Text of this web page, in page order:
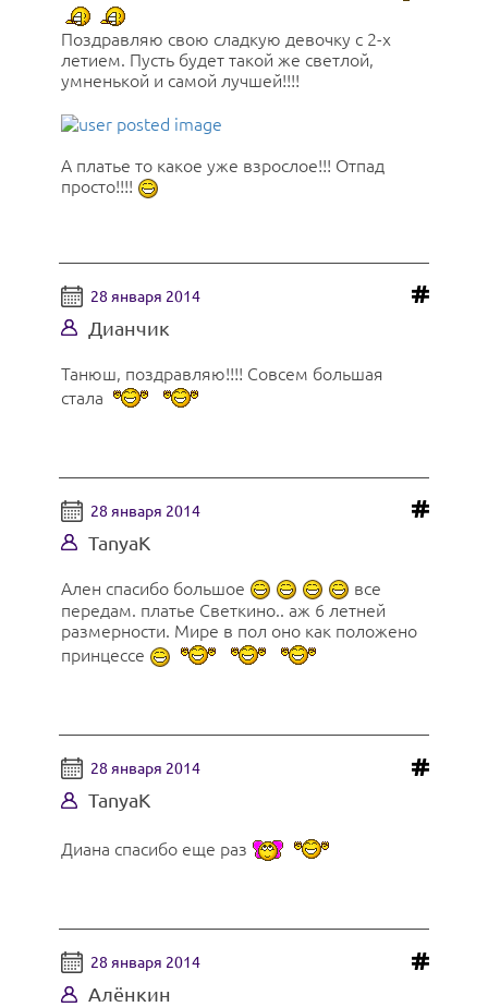
Поздравляю свою сладкую девочку с 2-х
летием. Пусть будет такой же светлой,
умненькой и самой лучшей!!!!
А платье то какое уже взрослое!!! Отпад
просто!!!!
28 января 2014
Дианчик
Танюш, поздравляю!!!! Совсем большая
стала
28 января 2014
TanyaK
Ален спасибо большое
все
передам. платье Светкино.. аж 6 летней
размерности. Мире в пол оно как положено
принцессе
28 января 2014
TanyaK
Диана спасибо еще раз
28 января 2014
Алёнкин